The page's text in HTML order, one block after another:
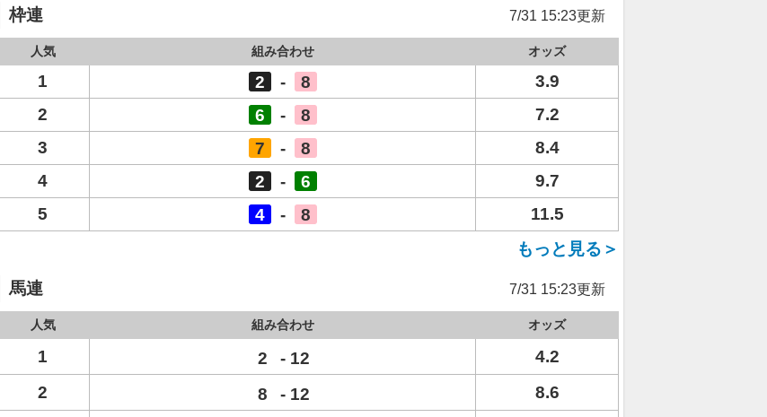
枠連 7/31 15:23更新
人気 組み合わせ オッズ
1 2 - 8
3.9
2
6 - 8
7.2
3
7 - 8
8.4
4
2 - 6
9.7
5
4 - 8
11.5
もっと見る＞
馬連 7/31 15:23更新
人気 組み合わせ オッズ
1 2 - 12
4.2
2
8 - 12
8.6